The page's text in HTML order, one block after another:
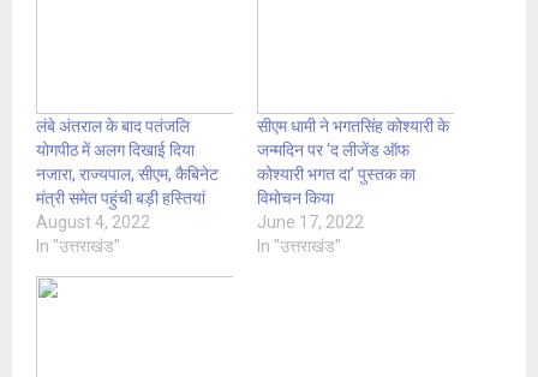
लंबे अंतराल के बाद पतंजलि
योगपीठ में अलग दिखाई दिया
नजारा, राज्यपाल, सीएम, कैबिनेट
मंत्री समेत पहुंची बड़ी हस्तियां
August 4, 2022
In "उत्तराखंड"
सीएम धामी ने भगतसिंह कोश्यारी के
जन्मदिन पर ‘द लीजेंड ऑफ
कोश्यारी भगत दा’ पुस्तक का
विमोचन किया
June 17, 2022
In "उत्तराखंड"